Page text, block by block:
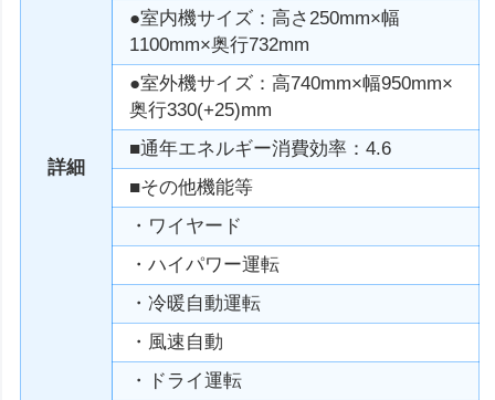
詳細
●室内機サイズ：高さ250mm×幅
1100mm×奥行732mm
●室外機サイズ：高740mm×幅950mm×
奥行330(+25)mm
■通年エネルギー消費効率：4.6
■その他機能等
・ワイヤード
・ハイパワー運転
・冷暖自動運転
・風速自動
・ドライ運転